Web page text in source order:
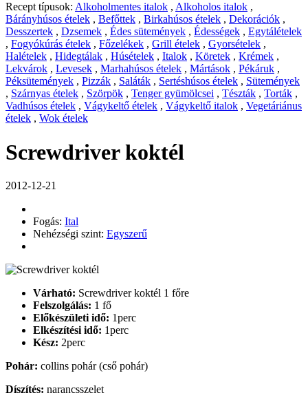
Recept típusok: Alkoholmentes italok , Alkoholos italok ,
Bárányhúsos ételek , Befőttek , Birkahúsos ételek , Dekorációk ,
Desszertek , Dzsemek , Édes sütemények , Édességek , Egytálételek
, Fogyókúrás ételek , Főzelékek , Grill ételek , Gyorsételek ,
Halételek , Hidegtálak , Húsételek , Italok , Köretek , Krémek ,
Lekvárok , Levesek , Marhahúsos ételek , Mártások , Pékáruk ,
Péksütemények , Pizzák , Saláták , Sertéshúsos ételek , Sütemények
, Szárnyas ételek , Szörpök , Tenger gyümölcsei , Tészták , Torták ,
Vadhúsos ételek , Vágykeltő ételek , Vágykeltő italok , Vegetáriánus
ételek , Wok ételek
Screwdriver koktél
2012-12-21
Fogás: Ital
Nehézségi szint: Egyszerű
Várható: Screwdriver koktél 1 főre
Felszolgálás: 1 fő
Előkészületi idő: 1perc
Elkészítési idő: 1perc
Kész: 2perc
Pohár: collins pohár (cső pohár)
Díszítés: narancsszelet